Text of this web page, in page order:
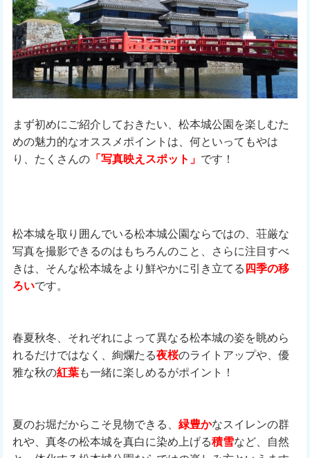
まず初めにご紹介しておきたい、松本城公園を楽しむた
めの魅力的なオススメポイントは、何といってもやは
り、たくさんの「写真映えスポット」 です！
松本城を取り囲んでいる松本城公園ならではの、荘厳な
写真を撮影できるのはもちろんのこと、さらに注目すべ
きは、そんな松本城をより鮮やかに引き立てる 四季の移
ろいです。
春夏秋冬、それぞれによって異なる松本城の姿を眺めら
れるだけではなく、絢爛たる夜桜のライトアップや、優
雅な秋の紅葉も一緒に楽しめるがポイント！
夏のお堀だからこそ見物できる、 緑豊かなスイレンの群
れや、真冬の松本城を真白に染め上げる積雪など、自然